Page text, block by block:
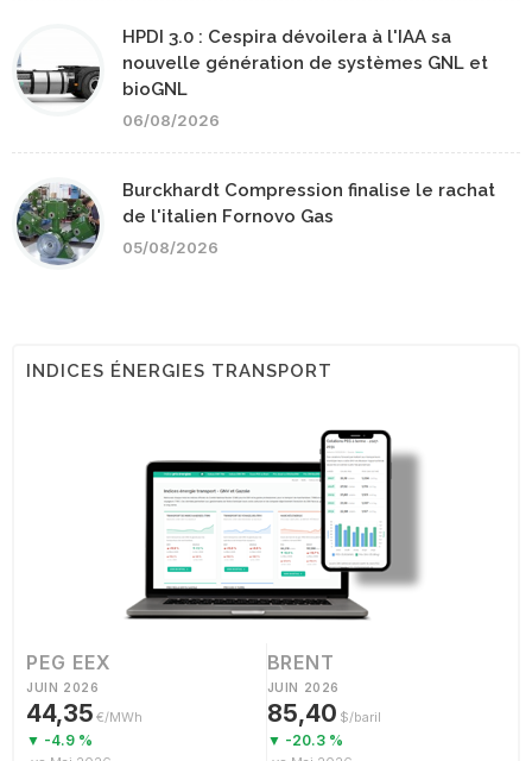
HPDI 3.0 : Cespira dévoilera à l'IAA sa
nouvelle génération de systèmes GNL et
bioGNL
06/08/2026
Burckhardt Compression finalise le rachat
de l'italien Fornovo Gas
05/08/2026
INDICES ÉNERGIES TRANSPORT
PEG EEX
JUIN 2026
44,35 €/MWh
▼ -4.9 %
BRENT
JUIN 2026
85,40 $/baril
▼ -20.3 %